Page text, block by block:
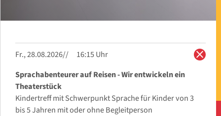
close
Fr., 28.08.2026
16:15 Uhr
Sprachabenteurer auf Reisen - Wir entwickeln ein
Theaterstück
Kindertreff mit Schwerpunkt Sprache für Kinder von 3
bis 5 Jahren mit oder ohne Begleitperson